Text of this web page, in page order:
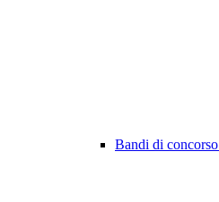
Bandi di concorso